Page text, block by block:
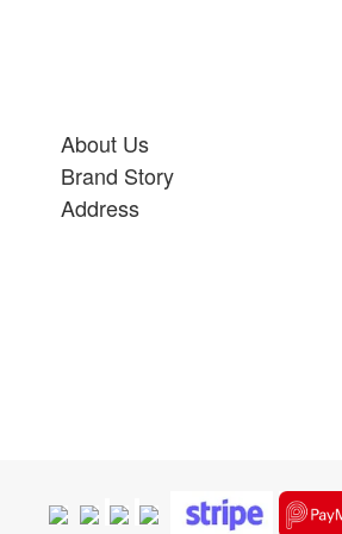
About Us
Brand Story
Address